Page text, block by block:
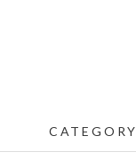
CATEGORY